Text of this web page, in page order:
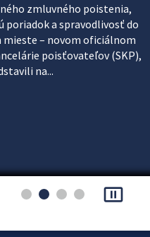
zmluvného poistenia,
poriadok a spravodlivosť do
mieste – novom oficiálnom
poisťovateľov (SKP),
na...
pause_presentation